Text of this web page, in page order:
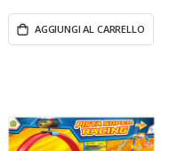
AGGIUNGI AL CARRELLO